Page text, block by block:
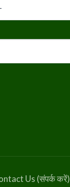
Us (संपर्क करें)